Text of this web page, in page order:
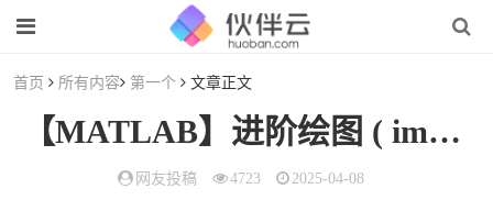
首页 所有内容 第一个 文章正文
【MATLAB】进阶绘图 ( imagesc 缩放颜色显示图像 | imagesc 函数 | Colormaps 颜色图 )
网友投稿 4723 2025-04-08